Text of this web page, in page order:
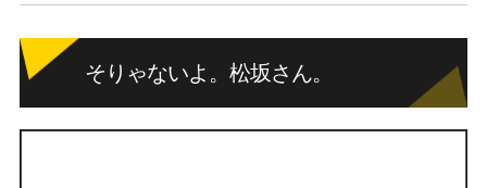
そりゃないよ。松坂さん。